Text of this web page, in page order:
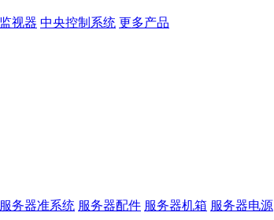
监视器 中央控制系统 更多产品
服务器准系统 服务器配件 服务器机箱 服务器电源